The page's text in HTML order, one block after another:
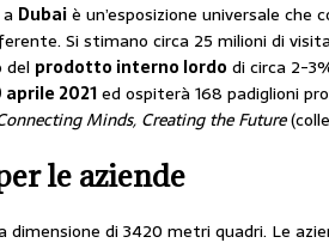
Dubaiè un’esposizione universale
Si stimano circa 25 milioni di
del prodotto interno lordo di circa 2-
2021ed ospiterà 168 padiglioni
Minds, Creating the Future
le aziende
dimensione di 3420 metri quadri. Le